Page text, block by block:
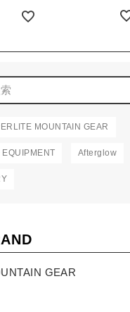
MOUNTAIN GEAR
Afterglow
GEAR